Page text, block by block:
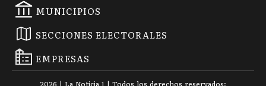
MUNICIPIOS
SECCIONES ELECTORALES
EMPRESAS
2026 | La Noticia 1 | Todos los derechos reservados: